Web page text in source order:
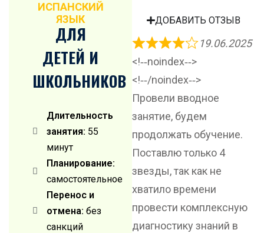
ИСПАНСКИЙ
ЯЗЫК
ДЛЯ
ДЕТЕЙ И
ШКОЛЬНИКОВ
Длительность
занятия: 55
минут
Планирование:
самостоятельное
Перенос и
отмена: без
санкций
ДОБАВИТЬ ОТЗЫВ
19.06.2025
<!‐‐noindex‐‐>
<!‐‐/noindex‐‐>
Провели вводное
занятие, будем
продолжать обучение.
Поставлю только 4
звезды, так как не
хватило времени
провести комплексную
диагностику знаний в